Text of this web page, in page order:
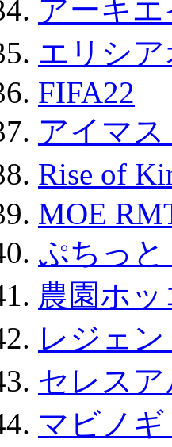
アーキ
エリシ
FIFA22
アイマ
Rise of
MOE
ぷちっ
農園ホ
レジェ
セレス
マビノ